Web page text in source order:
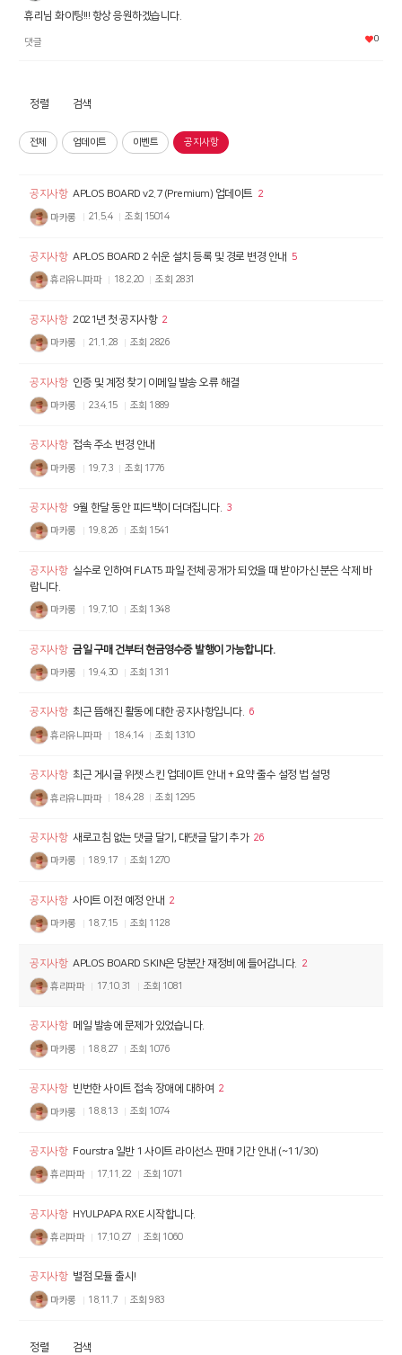
휴리님 화이팅!!! 항상 응원하겠습니다.
댓글 0
정렬 검색
전체 업데이트 이벤트 공지사항
공지사항 APLOS BOARD v2.7 (Premium) 업데이트 2
마카롱 21.5.4 조회 15014
공지사항 APLOS BOARD 2 쉬운 설치 등록 및 경로 변경 안내 5
휴리유니파파 18.2.20 조회 2831
공지사항 2021년 첫 공지사항 2
마카롱 21.1.28 조회 2826
공지사항 인증 및 계정 찾기 이메일 발송 오류 해결
마카롱 23.4.15 조회 1889
공지사항 접속 주소 변경 안내
마카롱 19.7.3 조회 1776
공지사항 9월 한달 동안 피드백이 더뎌집니다. 3
마카롱 19.8.26 조회 1541
공지사항 실수로 인하여 FLAT5 파일 전체 공개가 되었을 때 받아가신 분은 삭제 바
랍니다.
마카롱 19.7.10 조회 1348
공지사항 금일 구매 건부터 현금영수증 발행이 가능합니다.
마카롱 19.4.30 조회 1311
공지사항 최근 뜸해진 활동에 대한 공지사항입니다. 6
휴리유니파파 18.4.14 조회 1310
공지사항 최근 게시글 위젯 스킨 업데이트 안내 + 요약 줄수 설정 법 설명
휴리유니파파 18.4.28 조회 1295
공지사항 새로고침 없는 댓글 달기, 대댓글 달기 추가 26
마카롱 18.9.17 조회 1270
공지사항 사이트 이전 예정 안내 2
마카롱 18.7.15 조회 1128
공지사항 APLOS BOARD SKIN은 당분간 재정비에 들어갑니다. 2
휴리파파 17.10.31 조회 1081
공지사항 메일 발송에 문제가 있었습니다.
마카롱 18.8.27 조회 1076
공지사항 빈번한 사이트 접속 장애에 대하여 2
마카롱 18.8.13 조회 1074
공지사항 Fourstra 일반 1 사이트 라이선스 판매 기간 안내 (~11/30)
휴리파파 17.11.22 조회 1071
공지사항 HYULPAPA RXE 시작합니다.
휴리파파 17.10.27 조회 1060
공지사항 별점 모듈 출시!
마카롱 18.11.7 조회983
정렬 검색